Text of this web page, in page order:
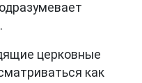
церковные
как